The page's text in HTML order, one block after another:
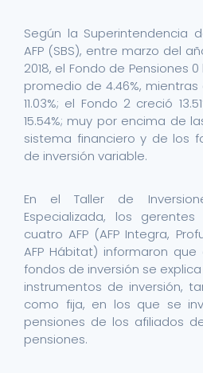
Según la Superintendencia
AFP (SBS), entre marzo del
2018, el Fondo de Pensiones
promedio de 4.46%, mientras
11.03%; el Fondo 2 creció
15.54%; muy por encima de
sistema financiero y de los
de inversión variable.
En el Taller de
Especializada, los
cuatro AFP (AFP Integra,
AFP Hábitat) informaron
fondos de inversión se
instrumentos de inversión,
como fija, en los que se
pensiones de los afiliados
pensiones.